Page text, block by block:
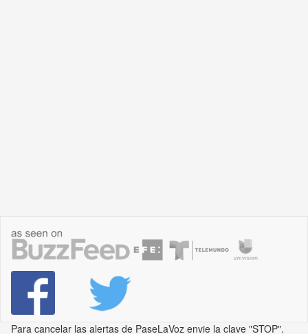
Para cancelar las alertas de PaseLaVoz envie la clave "STOP".